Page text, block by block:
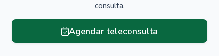
consulta.
Agendar teleconsulta